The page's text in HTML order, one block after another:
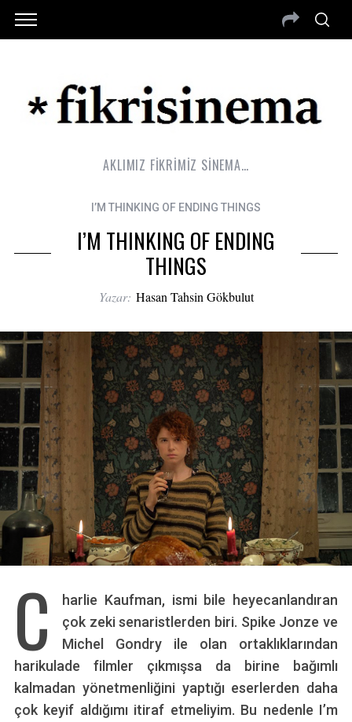
AKLIMIZ FİKRİMİZ SİNEMA…
I’M THINKING OF ENDING THINGS
I’M THINKING OF ENDING
THINGS
Yazar: Hasan Tahsin Gökbulut
C
harlie Kaufman, ismi bile heyecanlandıran
çok zeki senaristlerden biri. Spike Jonze ve
Michel Gondry ile olan ortaklıklarından
harikulade filmler çıkmışsa da birine bağımlı
kalmadan yönetmenliğini yaptığı eserlerden daha
çok keyif aldığımı itiraf etmeliyim. Bu nedenle I’m